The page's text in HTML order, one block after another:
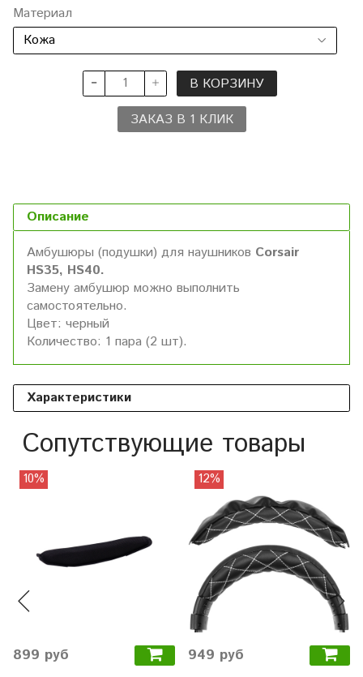
Материал
В КОРЗИНУ
ЗАКАЗ В 1 КЛИК
Описание
Амбушюры (подушки) для наушников Corsair
HS35, HS40.
Замену амбушюр можно выполнить
самостоятельно.
Цвет: черный
Количество: 1 пара (2 шт).
Характеристики
Сопутствующие товары
10%
899 руб
12%
949 руб